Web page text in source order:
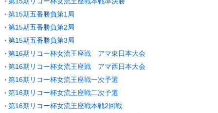
第15期五番勝負第1局
第15期五番勝負第2局
第15期五番勝負第3局
第16期リコー杯女流王座戦 アマ東日本大会
第16期リコー杯女流王座戦 アマ西日本大会
第16期リコー杯女流王座戦一次予選
第16期リコー杯女流王座戦二次予選
第16期リコー杯女流王座戦本戦2回戦